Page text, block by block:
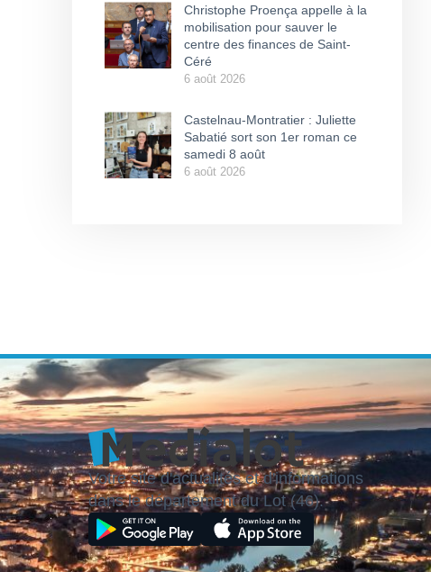
Christophe Proença appelle à la
mobilisation pour sauver le
centre des finances de Saint-
Céré
6 août 2026
Castelnau-Montratier : Juliette
Sabatié sort son 1er roman ce
samedi 8 août
6 août 2026
Votre site d'actualités et d'informations
dans le département du Lot (46).